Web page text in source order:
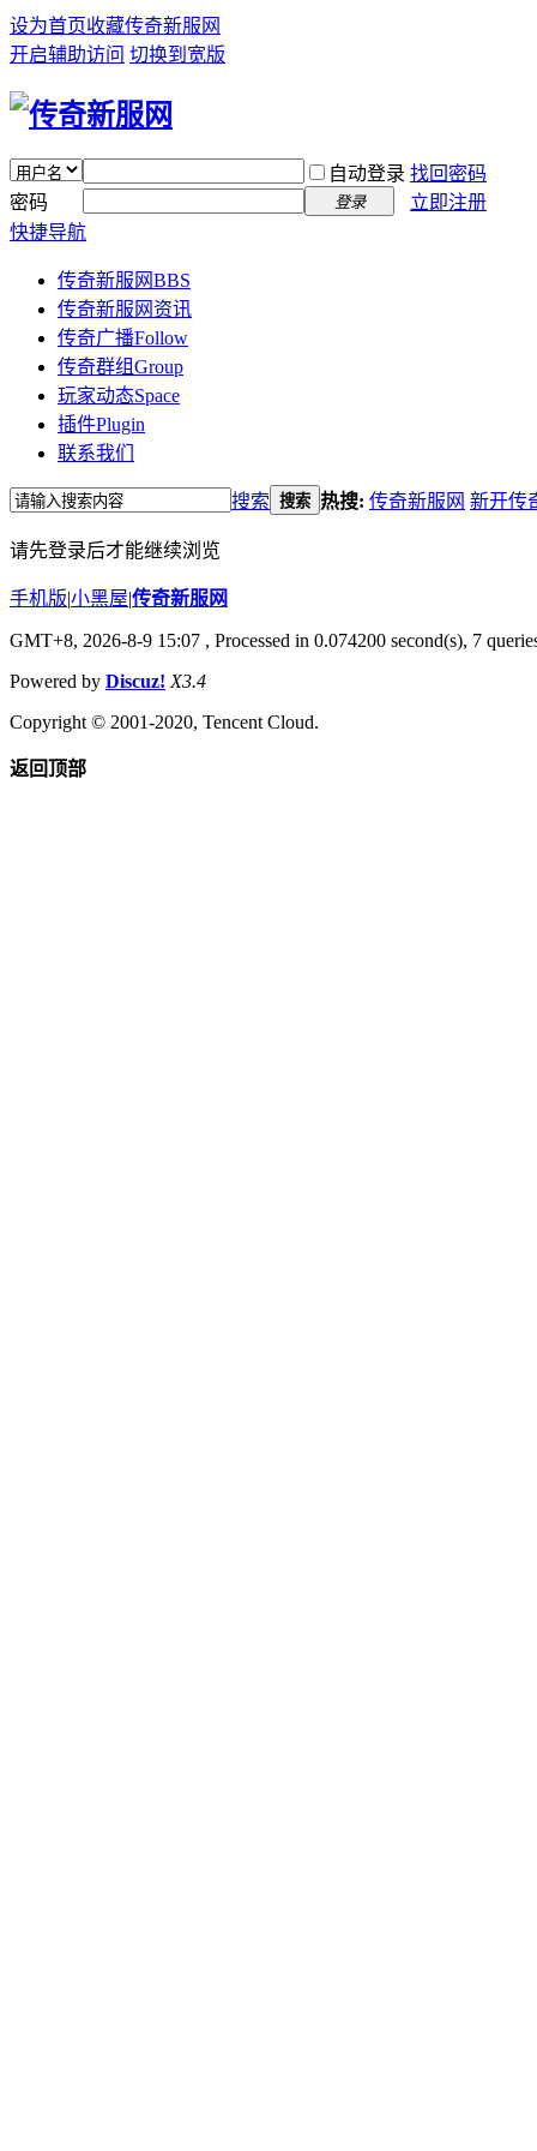
设为首页收藏传奇新服网
开启辅助访问 切换到宽版
自动登录 找回密码
密码
登录
立即注册
快捷导航
传奇新服网BBS
传奇新服网资讯
传奇广播Follow
传奇群组Group
玩家动态Space
插件Plugin
联系我们
搜索 搜索 热搜: 传奇新服网 新开传
请先登录后才能继续浏览
手机版|小黑屋|传奇新服网
GMT+8, 2026-8-9 15:07 , Processed in 0.074200 second(s), 7
Powered by Discuz! X3.4
Copyright © 2001-2020, Tencent Cloud.
返回顶部